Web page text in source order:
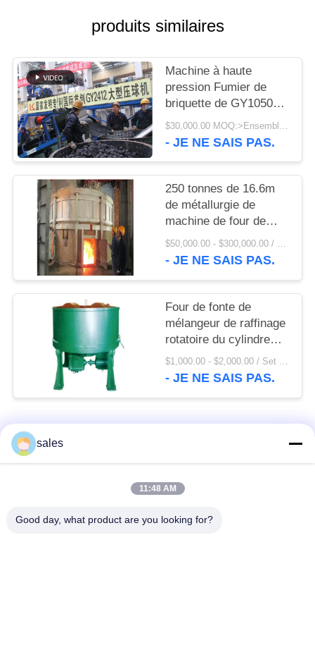
PLAN
DU
SITE
PRIVACY
POLICY
produits similaires
Machine à haute
pression Fumier de
briquette de GY1050
50TPH et prix usine de
machine de presse de
$30,000.00 MOQ:>Ensembles =1
- JE NE SAIS PAS.
250 tonnes de 16.6m
de métallurgie de
machine de four de
fusion de soufflement
inférieur
$50,000.00 - $300,000.00 / Set MOQ:1 ensemble/ensembles
- JE NE SAIS PAS.
Four de fonte de
mélangeur de raffinage
rotatoire du cylindre
900T
$1,000.00 - $2,000.00 / Set MOQ:1 ensemble/ensembles
- JE NE SAIS PAS.
Catégories populaires
Pignon biseauté
vitesse de périmètre
Bâtis et pièces
sales
11:48 AM
Good day, what product are you looking for?